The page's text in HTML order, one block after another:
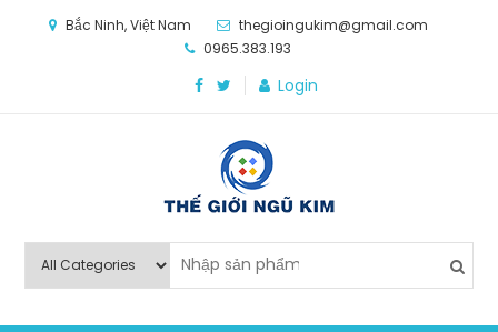
Bắc Ninh, Việt Nam
thegioingukim@gmail.com
0965.383.193
Login
Thế Giới Ngũ Kim
nghiệp sản xuất